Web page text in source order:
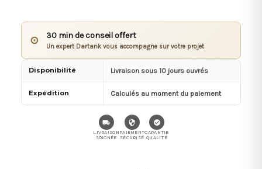
⊙ 30 min de conseil offert
Un expert Dartank vous accompagne sur votre projet
Disponibilité Livraison sous 10 jours ouvrés
Expédition Calculés au moment du paiement
LIVRAISON
SOIGNÉE
PAIEMENT
SÉCURISÉ
GARANTIE
QUALITÉ